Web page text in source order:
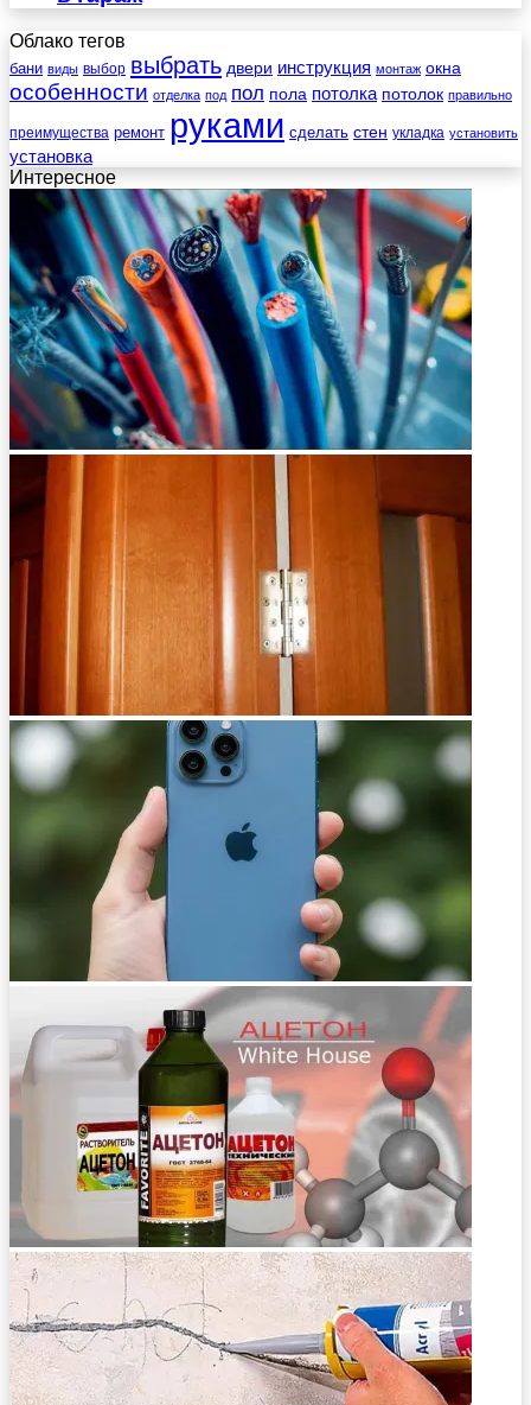
Облако тегов
бани виды выбор выбрать двери инструкция монтаж окна
особенности отделка под пол пола потолка потолок правильно
преимущества ремонт руками сделать стен укладка установить
установка
Интересное